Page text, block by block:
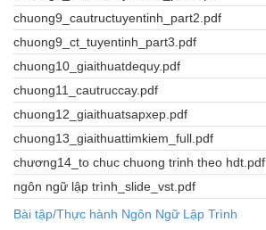
chuong9_cautructuyentinh_part2.pdf
chuong9_ct_tuyentinh_part3.pdf
chuong10_giaithuatdequy.pdf
chuong11_cautruccay.pdf
chuong12_giaithuatsapxep.pdf
chuong13_giaithuattimkiem_full.pdf
chương14_to chuc chuong trinh theo hdt.pdf
ngôn ngữ lập trình_slide_vst.pdf
Bài tập/Thực hành Ngôn Ngữ Lập Trình